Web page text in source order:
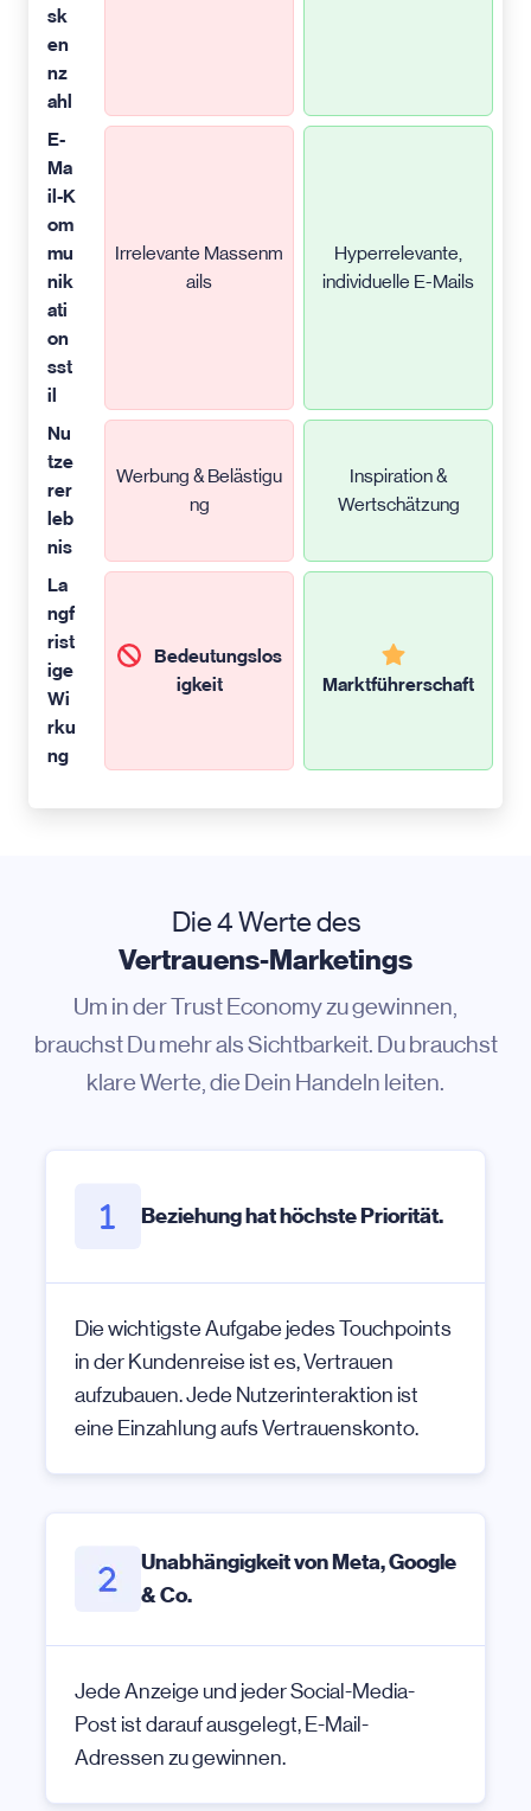
sk
en
nz
ahl
E-
Ma
il-K
om
mu
nik
ati
on
sst
il
Irrelevante Massenm
ails
Hyperrelevante,
individuelle E-Mails
Nu
tze
rer
leb
nis
Werbung & Belästigu
ng
Inspiration &
Wertschätzung
La
ngf
rist
ige
Wi
rku
ng
Bedeutungslos
igkeit
Marktführerschaft
Die 4 Werte des
Vertrauens-Marketings
Um in der Trust Economy zu gewinnen,
brauchst Du mehr als Sichtbarkeit. Du brauchst
klare Werte, die Dein Handeln leiten.
Beziehung hat höchste Priorität.
Die wichtigste Aufgabe jedes Touchpoints
in der Kundenreise ist es, Vertrauen
aufzubauen. Jede Nutzerinteraktion ist
eine Einzahlung aufs Vertrauenskonto.
Unabhängigkeit von Meta, Google
& Co.
Jede Anzeige und jeder Social-Media-
Post ist darauf ausgelegt, E-Mail-
Adressen zu gewinnen.